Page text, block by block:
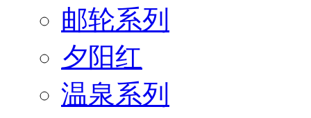
邮轮系列
夕阳红
温泉系列